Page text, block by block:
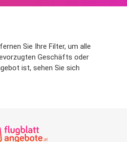
Sie Ihre Filter, um alle
Geschäfts oder
ist, sehen Sie sich